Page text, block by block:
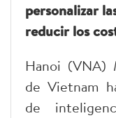
personalizar
reducir los
Hanoi (VNA)
de Vietnam
de